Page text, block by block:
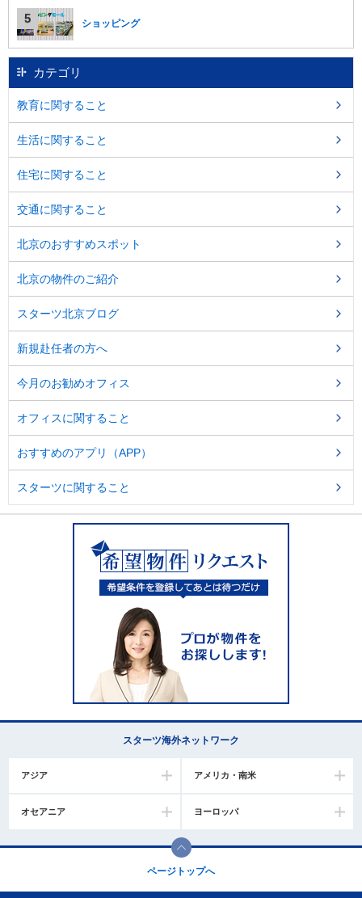
ショッピング
カテゴリ
教育に関すること
生活に関すること
住宅に関すること
交通に関すること
北京のおすすめスポット
北京の物件のご紹介
スターツ北京ブログ
新規赴任者の方へ
今月のお勧めオフィス
オフィスに関すること
おすすめのアプリ（APP）
スターツに関すること
スターツ海外ネットワーク
アジア アメリカ・南米
オセアニア ヨーロッパ
ページトップへ